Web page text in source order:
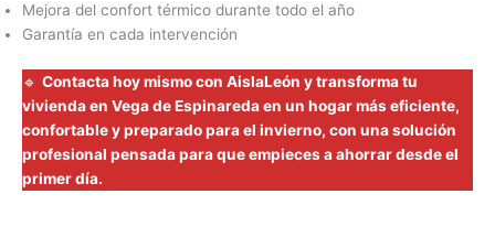
Mejora del confort térmico durante todo el año
Garantía en cada intervención
🔹 Contacta hoy mismo con AislaLeón y transforma tu
vivienda en Vega de Espinareda en un hogar más eficiente,
confortable y preparado para el invierno, con una solución
profesional pensada para que empieces a ahorrar desde el
primer día.